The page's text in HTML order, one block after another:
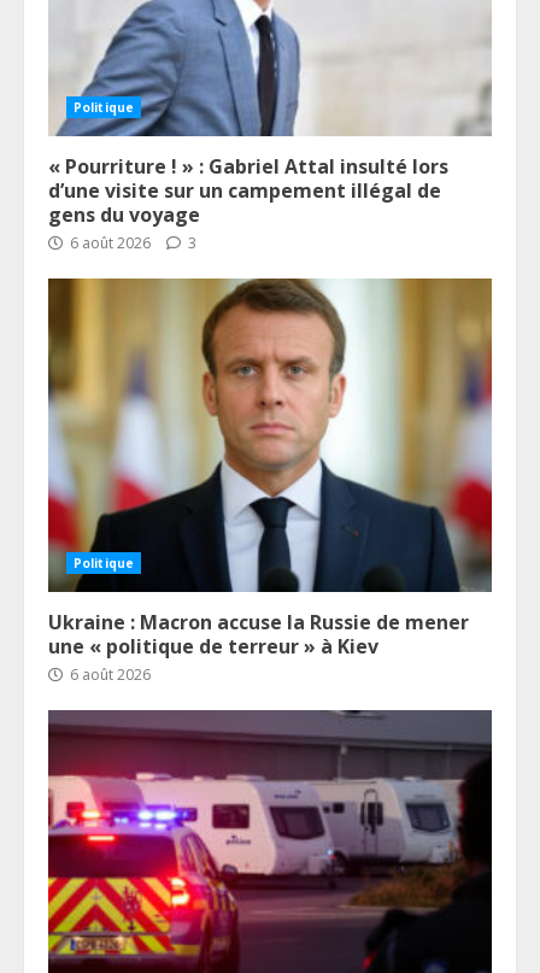
Politique
« Pourriture ! » : Gabriel Attal insulté lors
d’une visite sur un campement illégal de
gens du voyage
6 août 2026 3
Politique
Ukraine : Macron accuse la Russie de mener
une « politique de terreur » à Kiev
6 août 2026